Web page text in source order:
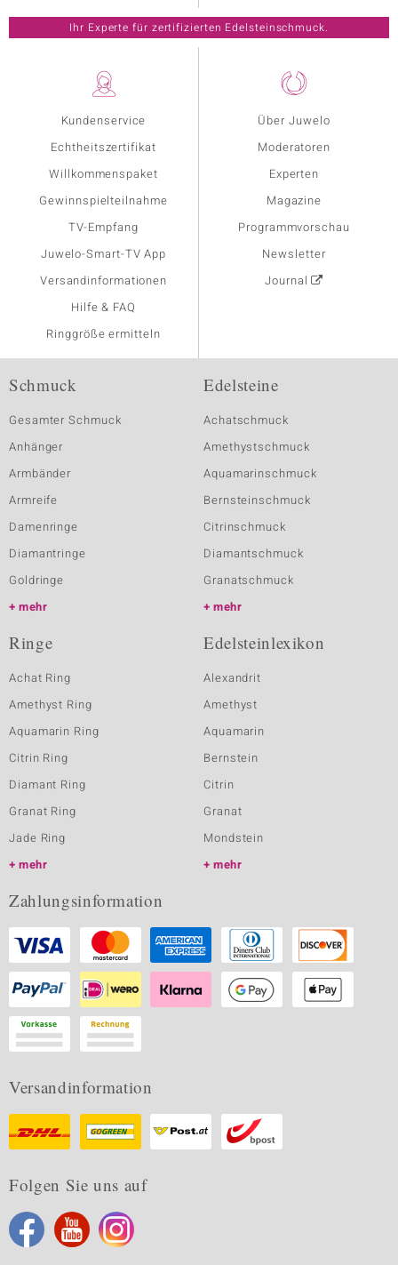
Kundenservice
Echtheitszertifikat
Willkommenspaket
Gewinnspielteilnahme
TV-Empfang
Juwelo-Smart-TV App
Versandinformationen
Hilfe & FAQ
Ringgröße ermitteln
Über Juwelo
Moderatoren
Experten
Magazine
Programmvorschau
Newsletter
Journal
Ihr Experte für zertifizierten Edelsteinschmuck.
Schmuck
Gesamter Schmuck
Anhänger
Armbänder
Armreife
Damenringe
Diamantringe
Goldringe
mehr
Edelsteine
Achatschmuck
Amethystschmuck
Aquamarinschmuck
Bernsteinschmuck
Citrinschmuck
Diamantschmuck
Granatschmuck
mehr
Ringe
Achat Ring
Amethyst Ring
Aquamarin Ring
Citrin Ring
Diamant Ring
Granat Ring
Jade Ring
mehr
Edelsteinlexikon
Alexandrit
Amethyst
Aquamarin
Bernstein
Citrin
Granat
Mondstein
mehr
Zahlungsinformation
Versandinformation
Folgen Sie uns auf